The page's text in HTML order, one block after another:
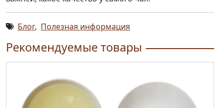
Блог, Полезная информация
Рекомендуемые товары